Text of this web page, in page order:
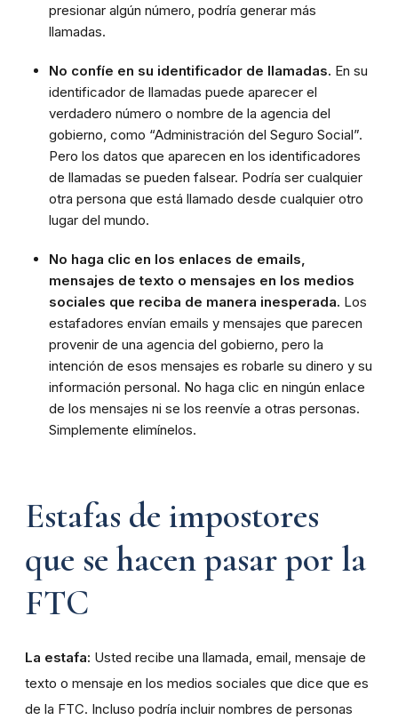
presionar algún número, podría generar más
llamadas.
No confíe en su identificador de llamadas. En su
identificador de llamadas puede aparecer el
verdadero número o nombre de la agencia del
gobierno, como “Administración del Seguro Social”.
Pero los datos que aparecen en los identificadores
de llamadas se pueden falsear. Podría ser cualquier
otra persona que está llamado desde cualquier otro
lugar del mundo.
No haga clic en los enlaces de emails,
mensajes de texto o mensajes en los medios
sociales que reciba de manera inesperada. Los
estafadores envían emails y mensajes que parecen
provenir de una agencia del gobierno, pero la
intención de esos mensajes es robarle su dinero y su
información personal. No haga clic en ningún enlace
de los mensajes ni se los reenvíe a otras personas.
Simplemente elimínelos.
Estafas de impostores
que se hacen pasar por la
FTC
La estafa: Usted recibe una llamada, email, mensaje de
texto o mensaje en los medios sociales que dice que es
de la FTC. Incluso podría incluir nombres de personas